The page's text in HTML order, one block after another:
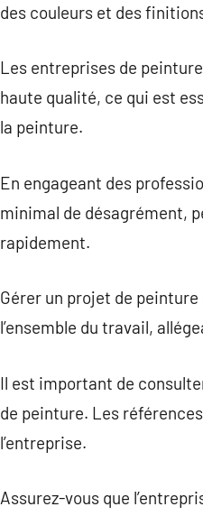
des couleurs et des
Les entreprises de
haute qualité, ce qui est
la peinture.
En engageant des
minimal de désagrément,
rapidement.
Gérer un projet de
l’ensemble du travail,
Il est important de
de peinture. Les
l’entreprise.
Assurez-vous que